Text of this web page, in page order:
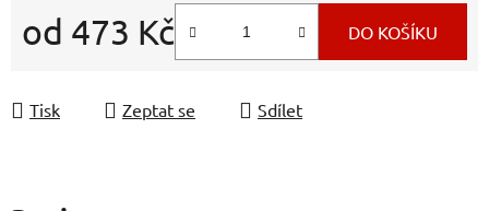
od 473 Kč DO KOŠÍKU
Tisk Zeptat se Sdílet